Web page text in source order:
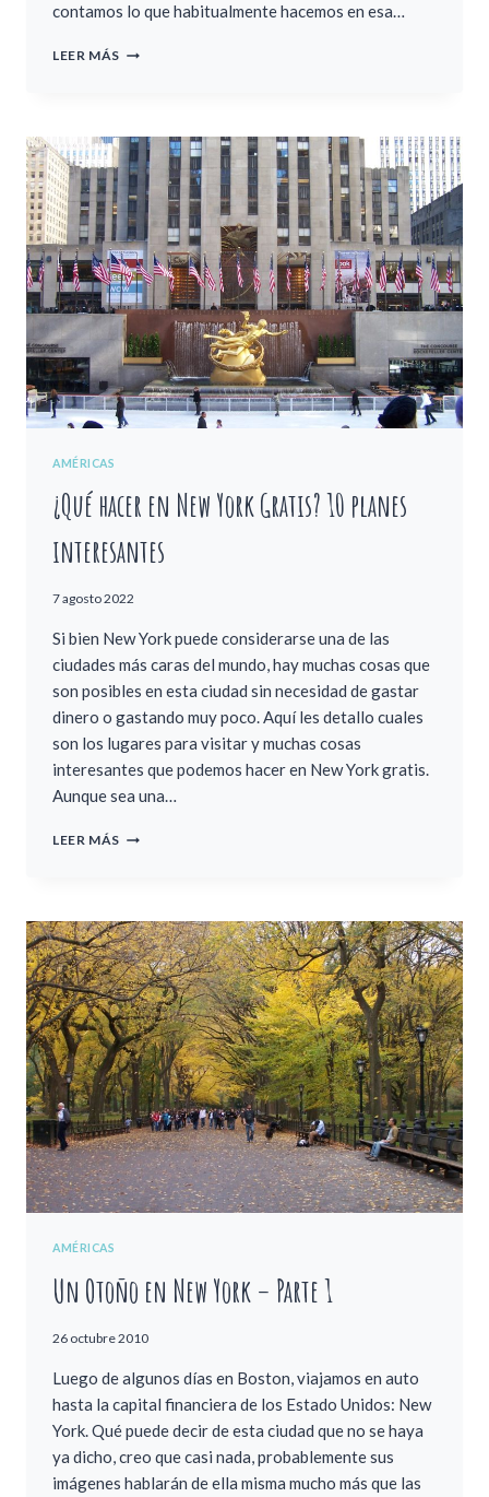
contamos lo que habitualmente hacemos en esa…
LEER MÁS MIAMI
QUÉ
VER
AMÉRICAS
¿Qué hacer en New York Gratis? 10 planes
interesantes
7 agosto 2022
Si bien New York puede considerarse una de las
ciudades más caras del mundo, hay muchas cosas que
son posibles en esta ciudad sin necesidad de gastar
dinero o gastando muy poco. Aquí les detallo cuales
son los lugares para visitar y muchas cosas
interesantes que podemos hacer en New York gratis.
Aunque sea una…
LEER MÁS ¿QUÉ
YORK
GRATIS?
10
PLANES
INTERESANTES
AMÉRICAS
Un Otoño en New York – Parte 1
26 octubre 2010
Luego de algunos días en Boston, viajamos en auto
hasta la capital financiera de los Estado Unidos: New
York. Qué puede decir de esta ciudad que no se haya
ya dicho, creo que casi nada, probablemente sus
imágenes hablarán de ella misma mucho más que las